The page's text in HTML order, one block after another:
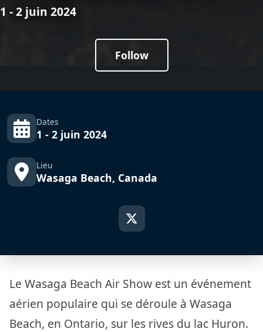
1 - 2 juin 2024
Follow
Dates
1 - 2 juin 2024
Lieu
Wasaga Beach, Canada
Le Wasaga Beach Air Show est un événement
aérien populaire qui se déroule à Wasaga
Beach, en Ontario, sur les rives du lac Huron.